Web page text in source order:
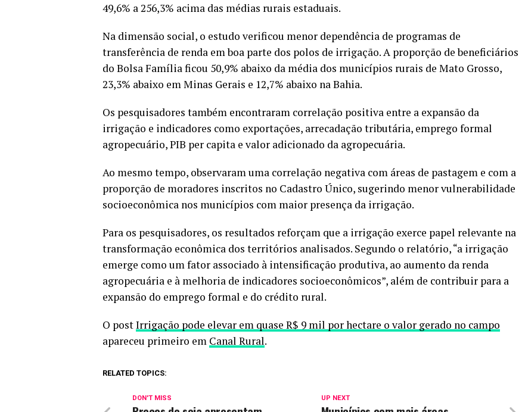
49,6% a 256,3% acima das médias rurais estaduais.
Na dimensão social, o estudo verificou menor dependência de programas de
transferência de renda em boa parte dos polos de irrigação. A proporção de beneficiários
do Bolsa Família ficou 50,9% abaixo da média dos municípios rurais de Mato Grosso,
23,3% abaixo em Minas Gerais e 12,7% abaixo na Bahia.
Os pesquisadores também encontraram correlação positiva entre a expansão da
irrigação e indicadores como exportações, arrecadação tributária, emprego formal
agropecuário, PIB per capita e valor adicionado da agropecuária.
Ao mesmo tempo, observaram uma correlação negativa com áreas de pastagem e com a
proporção de moradores inscritos no Cadastro Único, sugerindo menor vulnerabilidade
socioeconômica nos municípios com maior presença da irrigação.
Para os pesquisadores, os resultados reforçam que a irrigação exerce papel relevante na
transformação econômica dos territórios analisados. Segundo o relatório, “a irrigação
emerge como um fator associado à intensificação produtiva, ao aumento da renda
agropecuária e à melhoria de indicadores socioeconômicos”, além de contribuir para a
expansão do emprego formal e do crédito rural.
O postIrrigação pode elevar em quase R$ 9 mil por hectare o valor gerado no campo
apareceu primeiro em Canal Rural.
RELATED TOPICS:
UP NEXT
DON'T MISS